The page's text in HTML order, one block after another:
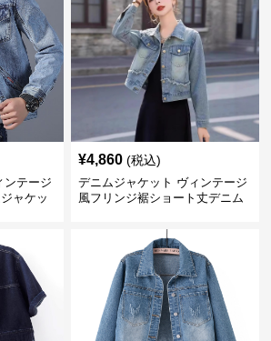
ンテージ
ャケッ
¥4,860 (税込)
デニムジャケット ヴィンテージ
風フリンジ裾ショート丈デニム